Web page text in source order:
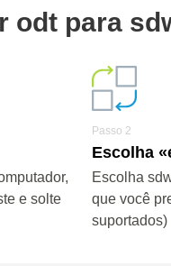
odt para
e solte
Passo 2
Escolha
Escolha
que você
suportados)